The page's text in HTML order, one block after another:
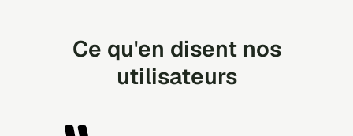
Ce qu'en disent nos
utilisateurs